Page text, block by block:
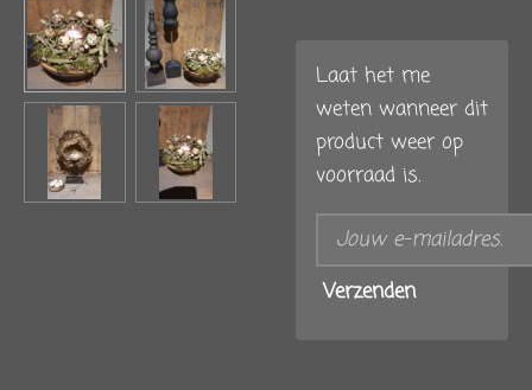
Laat het me
weten wanneer dit
product weer op
voorraad is.
Verzenden